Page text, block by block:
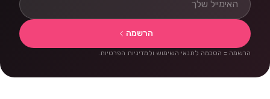
הרשמה
הרשמה = הסכמה לתנאי השימוש ולמדיניות הפרטיות.